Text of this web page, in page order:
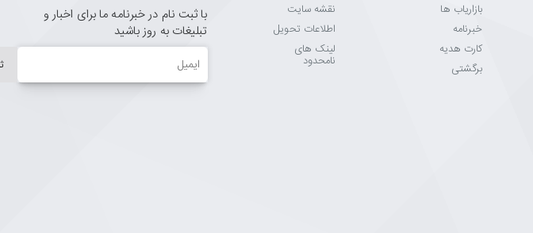
بازاریاب ها
خبرنامه
کارت هدیه
برگشتی
نقشه سایت
اطلاعات تحویل
لینک های
نامحدود
با ثبت نام در خبرنامه ما برای اخبار و
تبلیغات به روز باشید
ایمیل